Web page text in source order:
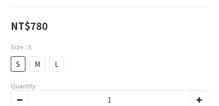
NT$780
Size : S
S M L
Quantity